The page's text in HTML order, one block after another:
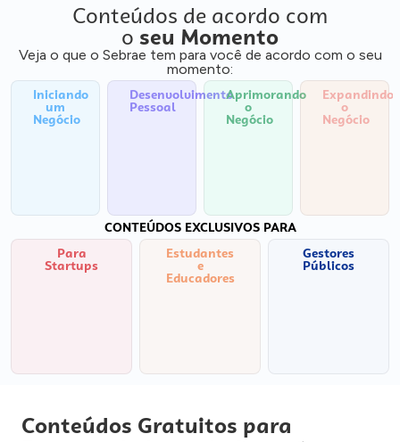
Conteúdos de acordo com
o seu Momento
Veja o que o Sebrae tem para você de acordo com o seu
momento:
Iniciando
um
Negócio
Desenvolvimento
Pessoal
Aprimorando
o
Negócio
Expandindo
o
Negócio
CONTEÚDOS EXCLUSIVOS PARA
Para
Startups
Estudantes
e
Educadores
Gestores
Públicos
Conteúdos Gratuitos para